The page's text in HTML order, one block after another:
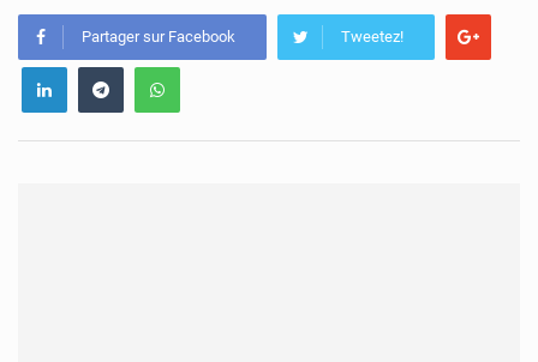
Partager sur Facebook Tweetez!